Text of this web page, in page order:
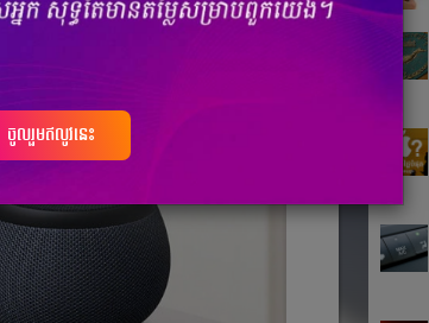
ចូលរួមឥលូវនេះ